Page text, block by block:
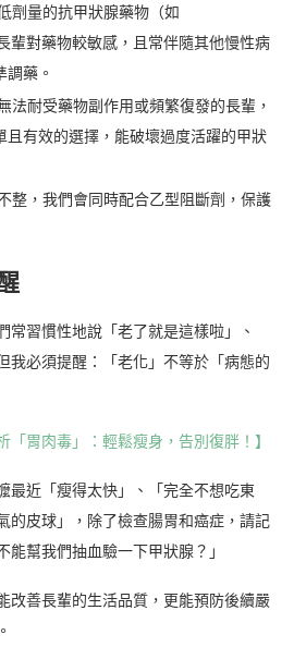
劑量的抗甲狀腺藥物（如
輩對藥物較敏感，且常伴隨其他慢性病
調藥。
法耐受藥物副作用或頻繁復發的長輩，
且有效的選擇，能破壞過度活躍的甲狀
整，我們會同時配合乙型阻斷劑，保護
常習慣性地說「老了就是這樣啦」、
我必須提醒：「老化」不等於「病態的
「胃肉毒」：輕鬆瘦身，告別復胖！】
最近「瘦得太快」、「完全不想吃東
的皮球」，除了檢查腸胃和癌症，請記
能幫我們抽血驗一下甲狀腺？」
改善長輩的生活品質，更能預防後續嚴